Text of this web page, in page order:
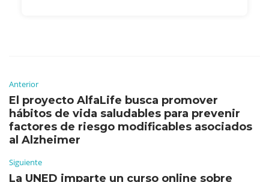
Anterior
El proyecto AlfaLife busca promover
hábitos de vida saludables para prevenir
factores de riesgo modificables asociados
al Alzheimer
Siguiente
La UNED imparte un curso online sobre